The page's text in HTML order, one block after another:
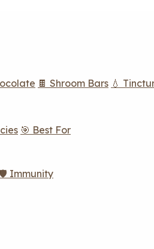
🍫 Shroom Bars 💧
🎯 Best For
🛡️ Immunity